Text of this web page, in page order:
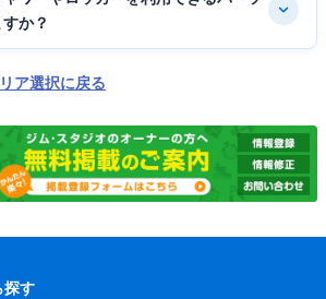
か？
ア選択に戻る
探す